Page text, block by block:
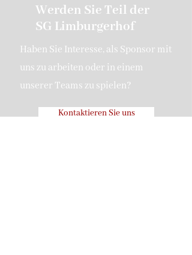
Werden Sie Teil der
SG Limburgerhof
Haben Sie Interesse, als Sponsor mit
uns zu arbeiten oder in einem
unserer Teams zu spielen?
Kontaktieren Sie uns